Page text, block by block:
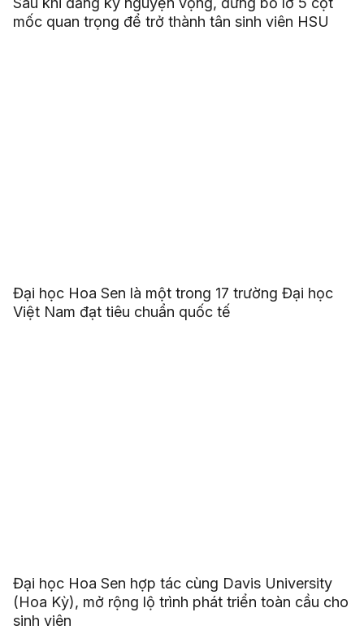
mốc quan trọng để trở thành tân sinh viên HSU
Đại học Hoa Sen là một trong 17 trường Đại học
Việt Nam đạt tiêu chuẩn quốc tế
Đại học Hoa Sen hợp tác cùng Davis University
(Hoa Kỳ), mở rộng lộ trình phát triển toàn cầu cho
sinh viên